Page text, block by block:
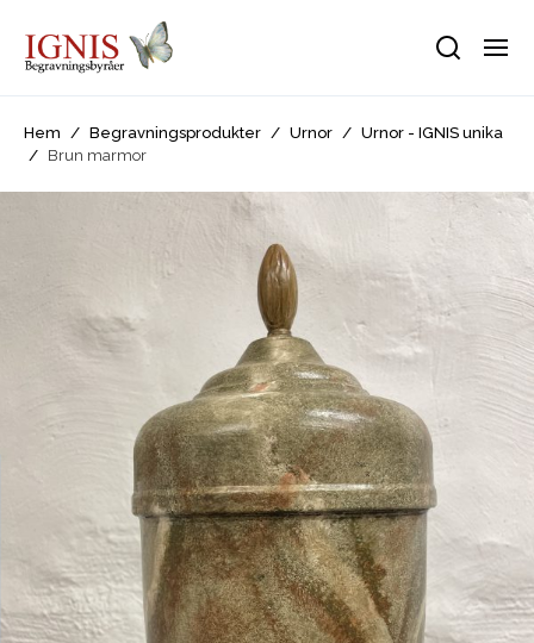
Hem / Begravningsprodukter / Urnor /
Urnor - IGNIS unika
/
Brun marmor